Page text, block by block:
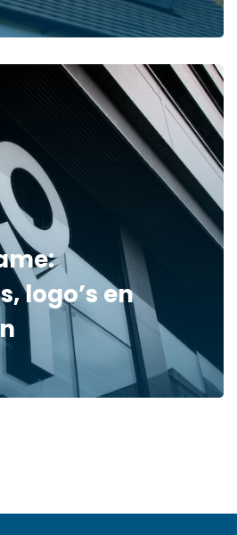
logo’s en